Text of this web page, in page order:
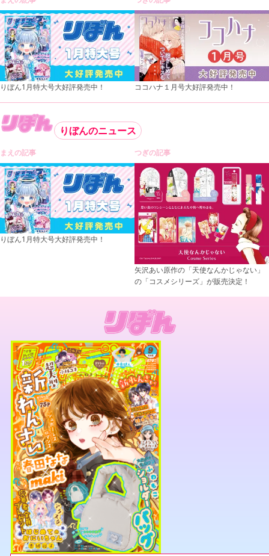
りぼん1月特大号大好評発売中！ ココハナ１月号大好評発売中！
りぼんのニュース
まえの記事
りぼん1月特大号大好評発売中！
つぎの記事
矢沢あい原作の「天使なんかじゃない」
の「コスメシリーズ」が販売決定！